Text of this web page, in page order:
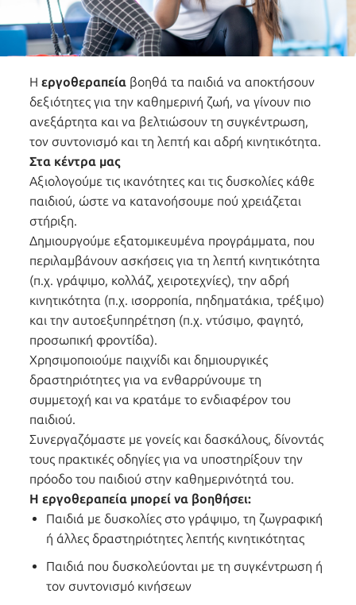
Ηεργοθεραπεία βοηθά τα παιδιά να αποκτήσουν
δεξιότητες για την καθημερινή ζωή, να γίνουν πιο
ανεξάρτητα και να βελτιώσουν τη συγκέντρωση,
τον συντονισμό και τη λεπτή και αδρή κινητικότητα.
Στα κέντρα μας
Αξιολογούμε τις ικανότητες και τις δυσκολίες κάθε
παιδιού, ώστε να κατανοήσουμε πού χρειάζεται
στήριξη.
Δημιουργούμε εξατομικευμένα προγράμματα, που
περιλαμβάνουν ασκήσεις για τη λεπτή κινητικότητα
(π.χ. γράψιμο, κολλάζ, χειροτεχνίες), την αδρή
κινητικότητα (π.χ. ισορροπία, πηδηματάκια, τρέξιμο)
και την αυτοεξυπηρέτηση (π.χ. ντύσιμο, φαγητό,
προσωπική φροντίδα).
Χρησιμοποιούμε παιχνίδι και δημιουργικές
δραστηριότητες για να ενθαρρύνουμε τη
συμμετοχή και να κρατάμε το ενδιαφέρον του
παιδιού.
Συνεργαζόμαστε με γονείς και δασκάλους, δίνοντάς
τους πρακτικές οδηγίες για να υποστηρίξουν την
πρόοδο του παιδιού στην καθημερινότητά του.
Η εργοθεραπεία μπορεί να βοηθήσει:
Παιδιά με δυσκολίες στο γράψιμο, τη ζωγραφική
ή άλλες δραστηριότητες λεπτής κινητικότητας
Παιδιά που δυσκολεύονται με τη συγκέντρωση ή
τον συντονισμό κινήσεων